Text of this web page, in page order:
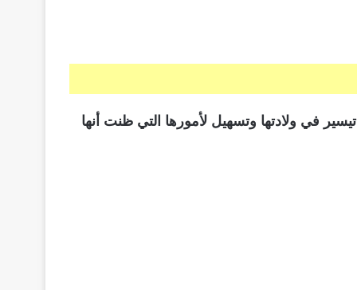
في ولادتها وتسهيل لأمورها التي ظنت أنها